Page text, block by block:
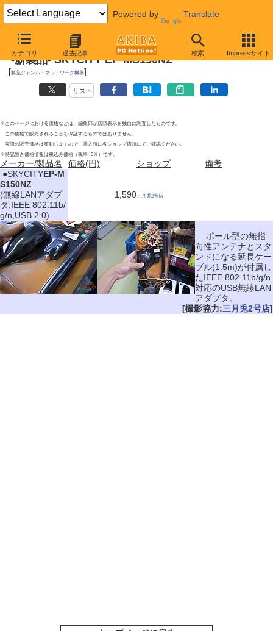
Powered by Translate
カテゴリ 過去記事 検索 Impressサイト
2010年9月11日号
-新製品- SKYCITY EP-MS150NZ
[製品ジャンル： ネットワーク機器]
リスト
※このページにおける価格などは、編集部が店頭表示を独自に調査したものです。
この価格で販売されることを保証するものではありません。
実際の販売価格は変動しますので、購入時に各ショップ店頭にてご確認ください。
※特記無き価格情報は税込み価格（税率=5％）です。
メーカー/製品名 価格(円) ショップ
備考
●SKYCITYEP-M
S150NZ
(無線LANアダプ
タ,IEEE 802.11b/
g/n,USB 2.0)
1,590三月兎2号店
ポール型の無指
向性アンテナとスタ
ンドになる延長ケー
ブル(1.5m)が付属し
たIEEE 802.11b/g/n
対応のUSB無線LAN
アダプタ。
[撮影協力:三月兎2号店]